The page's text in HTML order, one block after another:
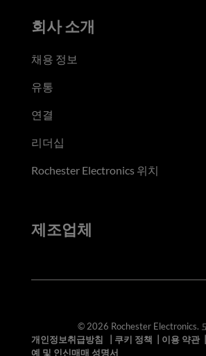
회사 소개
채용 정보
유통
연결
리더십
Rochester Electronics 위치
제조업체
© 2026 Rochester Electronics.
개인정보취급방침
쿠키 정책 이용 약관|
예 및 인신매매 성명서